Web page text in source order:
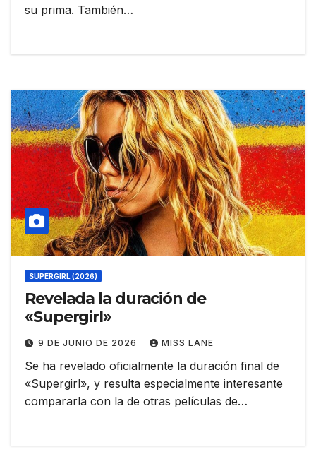
su prima. También…
SUPERGIRL (2026)
Revelada la duración de
«Supergirl»
9 DE JUNIO DE 2026 MISS LANE
Se ha revelado oficialmente la duración final de
«Supergirl», y resulta especialmente interesante
compararla con la de otras películas de…